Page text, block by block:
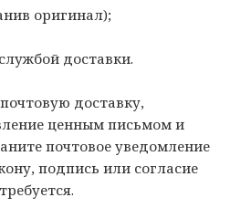
оригинал);
доставки.
доставку,
ценным письмом и
почтовое уведомление
подпись или согласие